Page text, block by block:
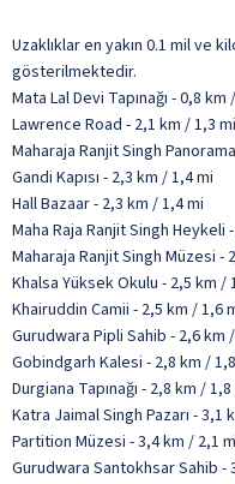
Uzaklıklar en yakın 0.1 mil ve
gösterilmektedir.
Mata Lal Devi Tapınağı - 0,8 km
Lawrence Road - 2,1 km / 1,3 mi
Maharaja Ranjit Singh
Gandi Kapısı - 2,3 km / 1,4 mi
Hall Bazaar - 2,3 km / 1,4 mi
Maha Raja Ranjit Singh Heykeli
Maharaja Ranjit Singh Müzesi -
Khalsa Yüksek Okulu - 2,5 km /
Khairuddin Camii - 2,5 km / 1,6
Gurudwara Pipli Sahib - 2,6 km
Gobindgarh Kalesi - 2,8 km /
Durgiana Tapınağı - 2,8 km /
Katra Jaimal Singh Pazarı - 3,1
Partition Müzesi - 3,4 km / 2,1
Gurudwara Santokhsar Sahib -